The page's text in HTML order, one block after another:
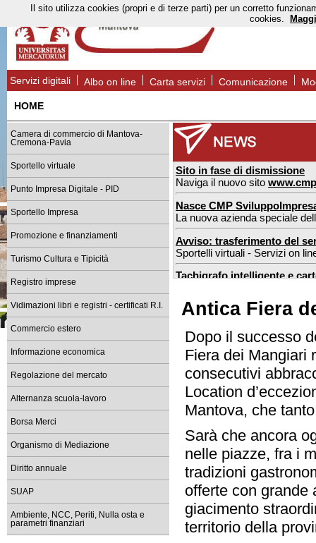
Servizi digitali Albo on line Carta servizi Comunicazione
HOME
Camera di commercio di Mantova-
Cremona-Pavia
Sportello virtuale
Punto Impresa Digitale - PID
Sportello Impresa
Promozione e finanziamenti
Turismo Cultura e Tipicità
Registro imprese
Vidimazioni libri e registri - certificati R.I.
Commercio estero
Informazione economica
Regolazione del mercato
Alternanza scuola-lavoro
Borsa Merci
Organismo di Mediazione
Diritto annuale
SUAP
Ambiente, NCC, Periti, Nulla osta e
parametri finanziari
Sito in fase di dismissione
Naviga il nuovo sito
Nasce CMP
La nuova azienda speciale
Avviso: trasferimento del
Sportelli virtuali - Servizi on
Tachigrafo intelligente e
Sportello estero Mantova:
Registro Imprese sede di
tempi di lavorazione delle
Bandi e contributi per le
Scopri i bandi della Camera
Comunicati stampa ed
Resta informato sulle
Scopri l'ultimo numero di
leggilo su PC, tablet o
Antica Fiera
Dopo il successo
Fiera dei Mangiari
consecutivi
Location
Mantova, che
Sarà che ancora
nelle piazze, fra i
tradizioni
offerte con grande
giacimento
territorio della
Il sito utilizza cookies (propri e di terze parti) per un corretto
cookies.